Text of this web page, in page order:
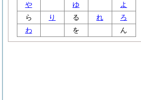
や
ゆ
よ
ら
り る れ
ろ
わ
を ん